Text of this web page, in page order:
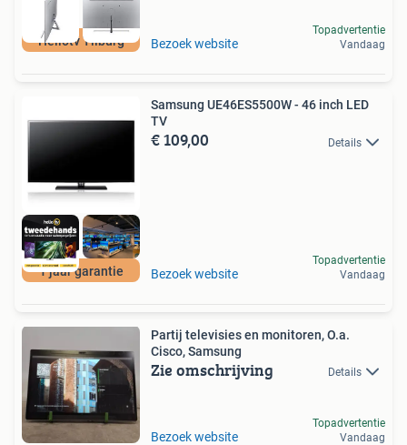
Hellotv Tilburg Bezoek website
Topadvertentie
Vandaag
1 jaar garantie
Samsung UE46ES5500W - 46 inch LED
TV
€ 109,00 Details
Bezoek website
Topadvertentie
Vandaag
Partij televisies en monitoren, O.a.
Cisco, Samsung
Zie omschrijving Details
Bezoek website
Topadvertentie
Vandaag